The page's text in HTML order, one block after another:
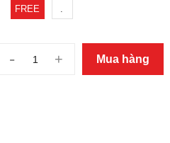
FREE .
- + Mua hàng